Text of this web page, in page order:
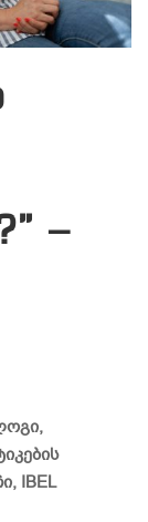
–
IBEL